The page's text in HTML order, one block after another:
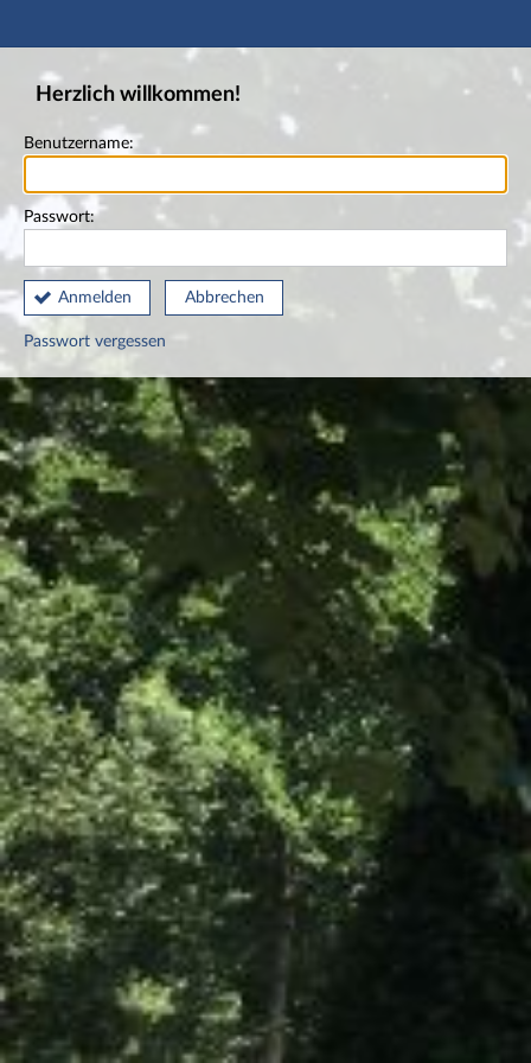
Hauptnavigation
Herzlich willkommen!
Benutzername:
Passwort:
Anmelden Abbrechen
Passwort vergessen